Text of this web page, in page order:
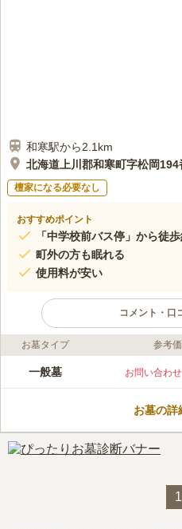
和寒駅から2.1km
北海道上川郡和寒町字松岡194
檀家になる必要なし
おすすめポイント
「中学校前バス停」から徒
町外の方も眠れる
使用料が安い
コメント・口
ライフドット編集部のコメント
田畑に囲まれた町営墓地で
ず、維持コストもないので
も嬉しいポイントです。
口コミ評価
お墓タイプ 参考
一般墓 お問い合わ
お墓の詳
1